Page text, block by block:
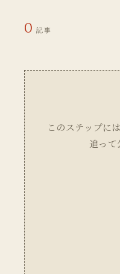
0 記事
このステップに
追って